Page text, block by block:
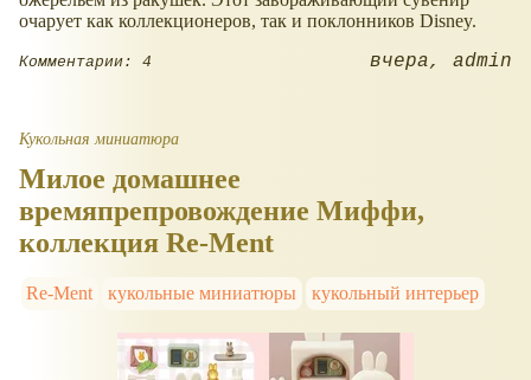
очарует как коллекционеров, так и поклонников Disney.
Комментарии: 4 вчера admin
Кукольная миниатюра
Милое домашнее
времяпрепровождение Миффи,
коллекция Re-Ment
Re-Ment кукольные миниатюры кукольный интерьер